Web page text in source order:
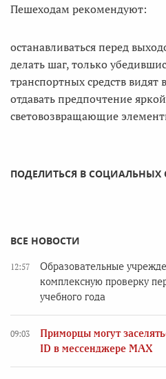
Пешеходам рекомендуют:
останавливаться перед
делать шаг, только
транспортных средств видят
отдавать предпочтение
световозвращающие
ПОДЕЛИТЬСЯ В СОЦИАЛЬНЫХ
ВСЕ НОВОСТИ
12:57
Образовательные
комплексную проверку
учебного года
09:03
Приморцы могут
ID в мессенджере MAX